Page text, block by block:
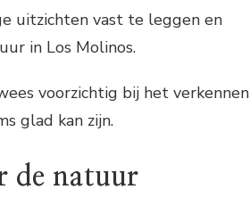
uitzichten vast te leggen en
in Los Molinos.
voorzichtig bij het verkennen
glad kan zijn.
de natuur